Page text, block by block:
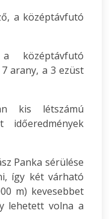
a középtávfutó
középtávfutó
arany, a 3 ezüst
kis létszámú
Panka sérülése
így két várható
m) kevesebbet
lehetett volna a